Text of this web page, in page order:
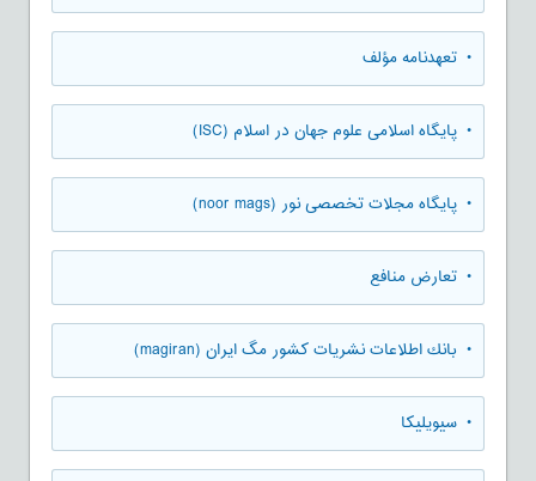
• تعهدنامه مؤلف
• پایگاه اسلامی علوم جهان در اسلام (ISC)
• پایگاه مجلات تخصصی نور (noor mags)
• تعارض منافع
• بانك اطلاعات نشريات كشور مگ ايران (magiran)
• سیویلیکا